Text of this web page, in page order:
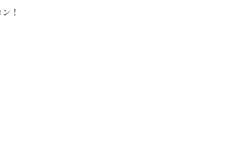
！